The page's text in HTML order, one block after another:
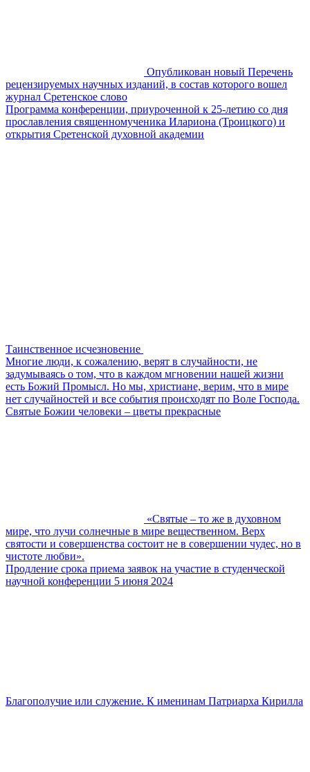
Опубликован новый Перечень
рецензируемых научных изданий, в состав которого вошел
журнал Сретенское слово
Программа конференции, приуроченной к 25-летию со дня
прославления священномученика Илариона (Троицкого) и
открытия Сретенской духовной академии
Таинственное исчезновение
Многие люди, к сожалению, верят в случайности, не
задумываясь о том, что в каждом мгновении нашей жизни
есть Божий Промысл. Но мы, христиане, верим, что в мире
нет случайностей и все события происходят по Воле Господа.
Святые Божии человеки – цветы прекрасные
«Святые – то же в духовном
мире, что лучи солнечные в мире вещественном. Верх
святости и совершенства состоит не в совершении чудес, но в
чистоте любви».
Продление срока приема заявок на участие в студенческой
научной конференции 5 июня 2024
Благополучие или служение. К именинам Патриарха Кирилла